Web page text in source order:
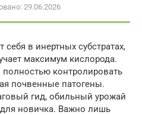
29.06.2026
в инертных субстратах,
максимум кислорода.
контролировать
почвенные патогены.
гид, обильный урожай
новичка. Важно лишь